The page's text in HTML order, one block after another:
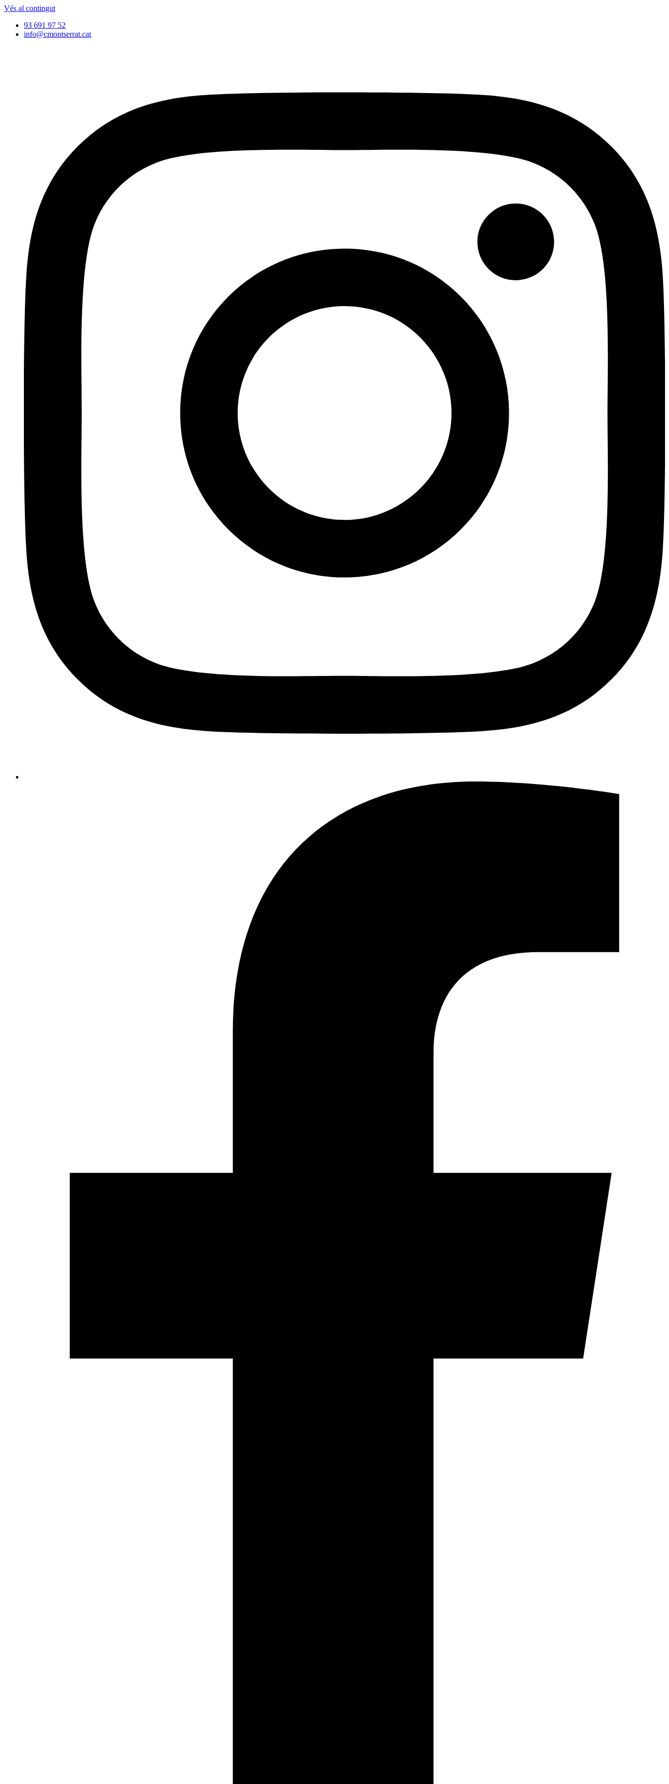
Vés al contingut
93 691 97 52
info@cmontserrat.cat